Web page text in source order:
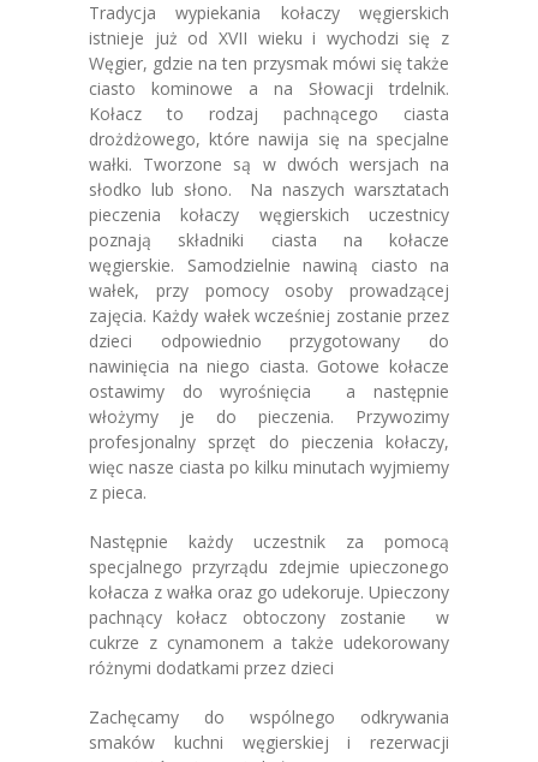
Tradycja wypiekania kołaczy węgierskich
istnieje już od XVII wieku i wychodzi się z
Węgier, gdzie na ten przysmak mówi się także
ciasto kominowe a na Słowacji trdelnik.
Kołacz to rodzaj pachnącego ciasta
drożdżowego, które nawija się na specjalne
wałki. Tworzone są w dwóch wersjach na
słodko lub słono. Na naszych warsztatach
pieczenia kołaczy węgierskich uczestnicy
poznają składniki ciasta na kołacze
węgierskie. Samodzielnie nawiną ciasto na
wałek, przy pomocy osoby prowadzącej
zajęcia. Każdy wałek wcześniej zostanie przez
dzieci odpowiednio przygotowany do
nawinięcia na niego ciasta. Gotowe kołacze
ostawimy do wyrośnięcia a następnie
włożymy je do pieczenia. Przywozimy
profesjonalny sprzęt do pieczenia kołaczy,
więc nasze ciasta po kilku minutach wyjmiemy
z pieca.
Następnie każdy uczestnik za pomocą
specjalnego przyrządu zdejmie upieczonego
kołacza z wałka oraz go udekoruje. Upieczony
pachnący kołacz obtoczony zostanie w
cukrze z cynamonem a także udekorowany
różnymi dodatkami przez dzieci
Zachęcamy do wspólnego odkrywania
smaków kuchni węgierskiej i rezerwacji